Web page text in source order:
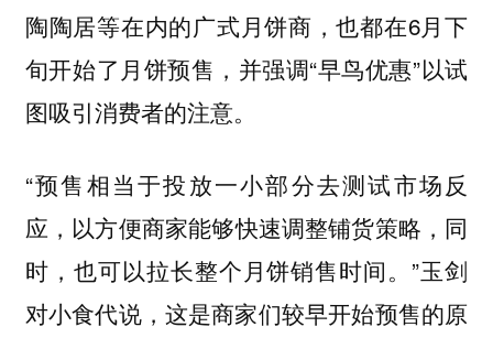
陶陶居等在内的广式月饼商，也都在6月下
旬开始了月饼预售，并强调“早鸟优惠”以试
图吸引消费者的注意。
“预售相当于投放一小部分去测试市场反
应， 以方便商家能够快速调整铺货策略，同
时，也可以拉长整个月饼销售时间。”玉剑
对小食代说，这是商家们较早开始预售的原